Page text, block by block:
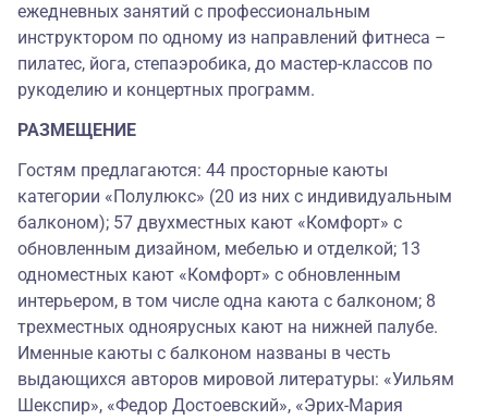
ежедневных занятий с профессиональным
инструктором по одному из направлений фитнеса –
пилатес, йога, степаэробика, до мастер-классов по
рукоделию и концертных программ.
РАЗМЕЩЕНИЕ
Гостям предлагаются: 44 просторные каюты
категории «Полулюкс» (20 из них с индивидуальным
балконом); 57 двухместных кают «Комфорт» с
обновленным дизайном, мебелью и отделкой; 13
одноместных кают «Комфорт» с обновленным
интерьером, в том числе одна каюта с балконом; 8
трехместных одноярусных кают на нижней палубе.
Именные каюты с балконом названы в честь
выдающихся авторов мировой литературы: «Уильям
Шекспир», «Федор Достоевский», «Эрих-Мария